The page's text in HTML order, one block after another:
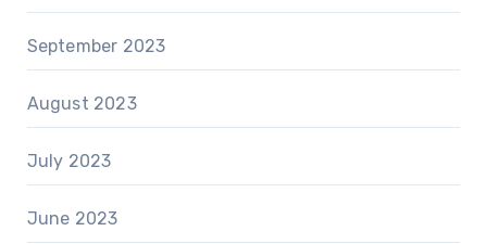
September 2023
August 2023
July 2023
June 2023